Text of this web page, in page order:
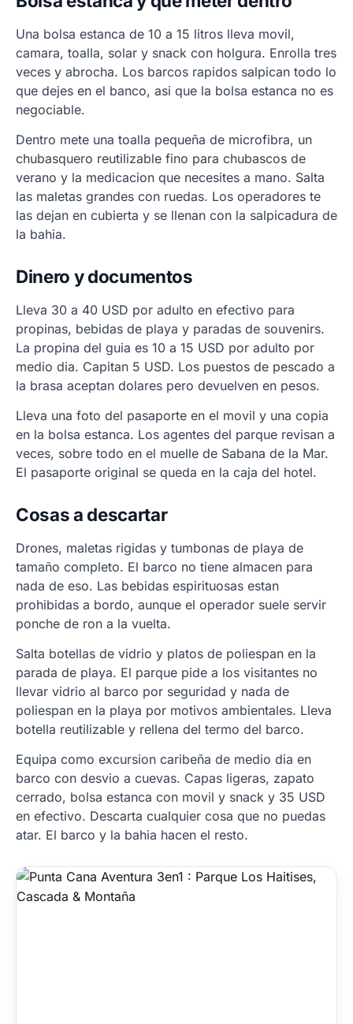
Una bolsa estanca de 10 a 15 litros lleva movil,
camara, toalla, solar y snack con holgura. Enrolla tres
veces y abrocha. Los barcos rapidos salpican todo lo
que dejes en el banco, asi que la bolsa estanca no es
negociable.
Dentro mete una toalla pequeña de microfibra, un
chubasquero reutilizable fino para chubascos de
verano y la medicacion que necesites a mano. Salta
las maletas grandes con ruedas. Los operadores te
las dejan en cubierta y se llenan con la salpicadura de
la bahia.
Dinero y documentos
Lleva 30 a 40 USD por adulto en efectivo para
propinas, bebidas de playa y paradas de souvenirs.
La propina del guia es 10 a 15 USD por adulto por
medio dia. Capitan 5 USD. Los puestos de pescado a
la brasa aceptan dolares pero devuelven en pesos.
Lleva una foto del pasaporte en el movil y una copia
en la bolsa estanca. Los agentes del parque revisan a
veces, sobre todo en el muelle de Sabana de la Mar.
El pasaporte original se queda en la caja del hotel.
Cosas a descartar
Drones, maletas rigidas y tumbonas de playa de
tamaño completo. El barco no tiene almacen para
nada de eso. Las bebidas espirituosas estan
prohibidas a bordo, aunque el operador suele servir
ponche de ron a la vuelta.
Salta botellas de vidrio y platos de poliespan en la
parada de playa. El parque pide a los visitantes no
llevar vidrio al barco por seguridad y nada de
poliespan en la playa por motivos ambientales. Lleva
botella reutilizable y rellena del termo del barco.
Equipa como excursion caribeña de medio dia en
barco con desvio a cuevas. Capas ligeras, zapato
cerrado, bolsa estanca con movil y snack y 35 USD
en efectivo. Descarta cualquier cosa que no puedas
atar. El barco y la bahia hacen el resto.